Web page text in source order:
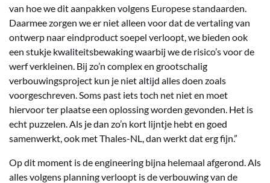
van hoe we dit aanpakken volgens Europese standaarden.
Daarmee zorgen we er niet alleen voor dat de vertaling van
ontwerp naar eindproduct soepel verloopt, we bieden ook
een stukje kwaliteitsbewaking waarbij we de risico’s voor de
werf verkleinen. Bij zo’n complex en grootschalig
verbouwingsproject kun je niet altijd alles doen zoals
voorgeschreven. Soms past iets toch net niet en moet
hiervoor ter plaatse een oplossing worden gevonden. Het is
echt puzzelen. Als je dan zo’n kort lijntje hebt en goed
samenwerkt, ook met Thales-NL, dan werkt dat erg fijn.”
Op dit moment is de engineering bijna helemaal afgerond. Als
alles volgens planning verloopt is de verbouwing van de